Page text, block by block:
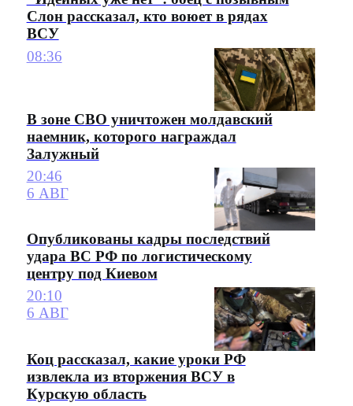
Слон рассказал, кто воюет в рядах
ВСУ
08:36
В зоне СВО уничтожен молдавский
наемник, которого награждал
Залужный
20:46
6 АВГ
Опубликованы кадры последствий
удара ВС РФ по логистическому
центру под Киевом
20:10
6 АВГ
Коц рассказал, какие уроки РФ
извлекла из вторжения ВСУ в
Курскую область